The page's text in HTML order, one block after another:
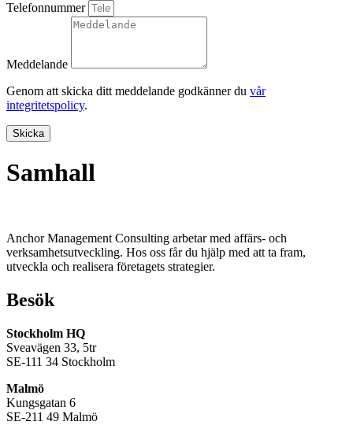
Telefonnummer
Meddelande
Genom att skicka ditt meddelande godkänner du vår
integritetspolicy.
Skicka
Samhall
Anchor Management Consulting arbetar med affärs- och
verksamhetsutveckling. Hos oss får du hjälp med att ta fram,
utveckla och realisera företagets strategier.
Besök
Stockholm HQ
Sveavägen 33, 5tr
SE-111 34 Stockholm
Malmö
Kungsgatan 6
SE-211 49 Malmö